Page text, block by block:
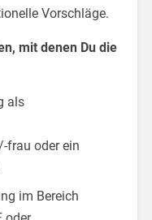
Vorschläge.
mit denen Du die
als
frau oder ein
im Bereich